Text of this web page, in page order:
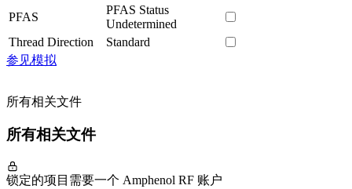
PFAS
PFAS Status
Undetermined
Thread Direction
Standard
参见模拟
所有相关文件
所有相关文件
锁定的项目需要一个 Amphenol RF 账户